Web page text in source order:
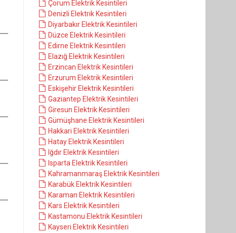
Çorum Elektrik Kesintileri
Denizli Elektrik Kesintileri
Diyarbakır Elektrik Kesintileri
Düzce Elektrik Kesintileri
Edirne Elektrik Kesintileri
Elazığ Elektrik Kesintileri
Erzincan Elektrik Kesintileri
Erzurum Elektrik Kesintileri
Eskişehir Elektrik Kesintileri
Gaziantep Elektrik Kesintileri
Giresun Elektrik Kesintileri
Gümüşhane Elektrik Kesintileri
Hakkari Elektrik Kesintileri
Hatay Elektrik Kesintileri
Iğdır Elektrik Kesintileri
Isparta Elektrik Kesintileri
Kahramanmaraş Elektrik Kesintileri
Karabük Elektrik Kesintileri
Karaman Elektrik Kesintileri
Kars Elektrik Kesintileri
Kastamonu Elektrik Kesintileri
Kayseri Elektrik Kesintileri